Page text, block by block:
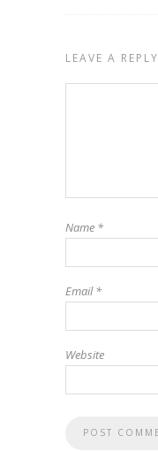
LEAVE A REPLY
Name *
Email*
Website